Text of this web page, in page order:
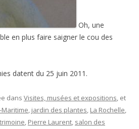
Oh, une
en plus faire saigner le cou des
datent du 25 juin 2011.
dans Visites, musées et expositions, et
, jardin des plantes, La Rochelle,
, Pierre Laurent, salon des